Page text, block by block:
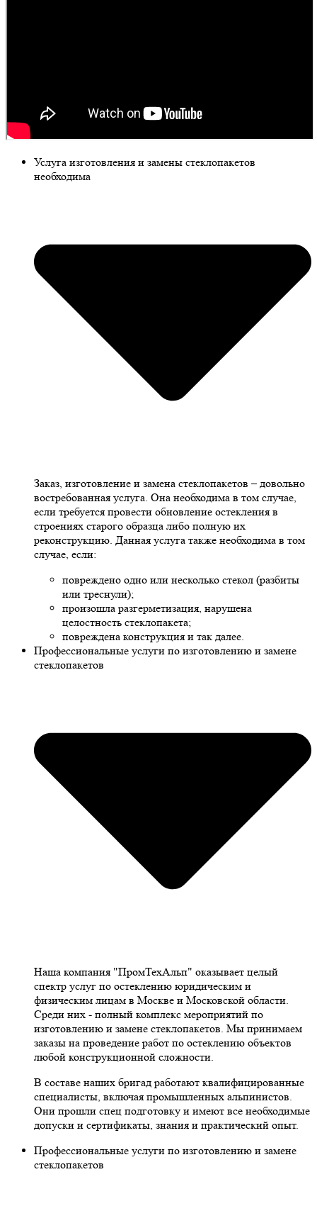
Услуга изготовления и замены стеклопакетов
необходима
Заказ, изготовление и замена стеклопакетов – довольно
востребованная услуга. Она необходима в том случае,
если требуется провести обновление остекления в
строениях старого образца либо полную их
реконструкцию. Данная услуга также необходима в том
случае, если:
повреждено одно или несколько стекол (разбиты
или треснули);
произошла разгерметизация, нарушена
целостность стеклопакета;
повреждена конструкция и так далее.
Профессиональные услуги по изготовлению и замене
стеклопакетов
Наша компания "ПромТехАльп" оказывает целый
спектр услуг по остеклению юридическим и
физическим лицам в Москве и Московской области.
Среди них - полный комплекс мероприятий по
изготовлению и замене стеклопакетов. Мы принимаем
заказы на проведение работ по остеклению объектов
любой конструкционной сложности.
В составе наших бригад работают квалифицированные
специалисты, включая промышленных альпинистов.
Они прошли спец подготовку и имеют все необходимые
допуски и сертификаты, знания и практический опыт.
Профессиональные услуги по изготовлению и замене
стеклопакетов